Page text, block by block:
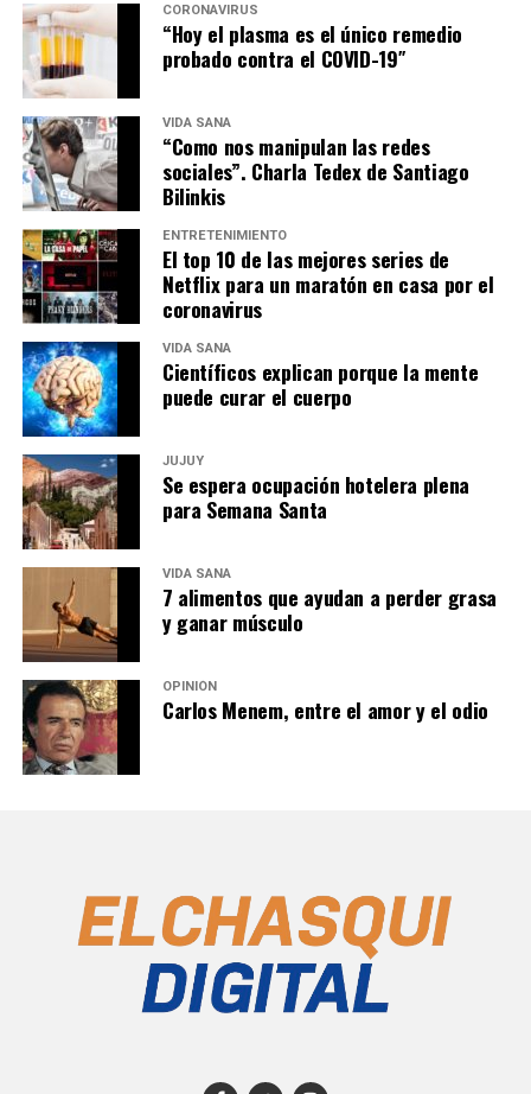
CORONAVIRUS
“Hoy el plasma es el único remedio
probado contra el COVID-19″
VIDA SANA
“Como nos manipulan las redes
sociales”. Charla Tedex de Santiago
Bilinkis
ENTRETENIMIENTO
El top 10 de las mejores series de
Netflix para un maratón en casa por el
coronavirus
VIDA SANA
Científicos explican porque la mente
puede curar el cuerpo
JUJUY
Se espera ocupación hotelera plena
para Semana Santa
VIDA SANA
7 alimentos que ayudan a perder grasa
y ganar músculo
OPINIÓN
Carlos Menem, entre el amor y el odio